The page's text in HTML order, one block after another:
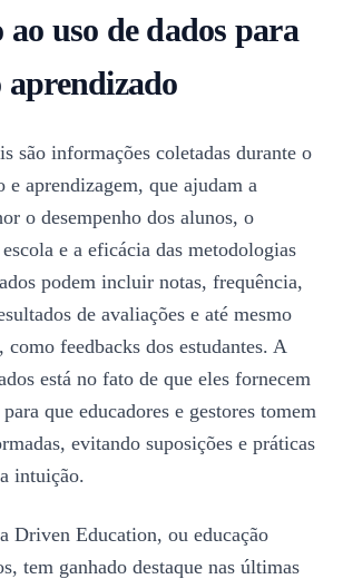
uso de dados para
são informações coletadas durante o
e aprendizagem, que ajudam a
o desempenho dos alunos, o
e a eficácia das metodologias
podem incluir notas, frequência,
de avaliações e até mesmo
feedbacks dos estudantes. A
está no fato de que eles fornecem
que educadores e gestores tomem
evitando suposições e práticas
intuição.
Driven Education, ou educação
tem ganhado destaque nas últimas